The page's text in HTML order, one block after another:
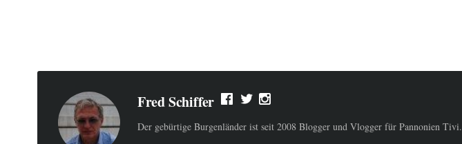
Fred Schiffer
Der gebürtige Burgenländer ist seit 2008 Blogger und Vlogger für Pannonien Tivi.